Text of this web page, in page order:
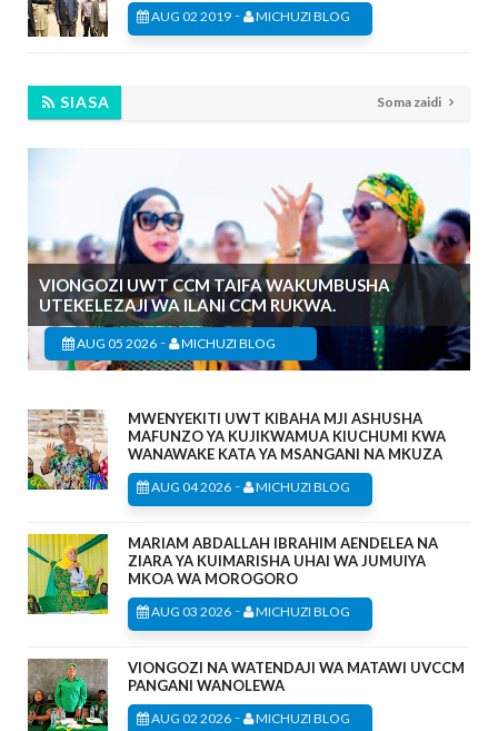
AUG 02 2019 - MICHUZI BLOG
SIASA Soma zaidi
VIONGOZI UWT CCM TAIFA WAKUMBUSHA
UTEKELEZAJI WA ILANI CCM RUKWA.
AUG 05 2026 - MICHUZI BLOG
MWENYEKITI UWT KIBAHA MJI ASHUSHA
MAFUNZO YA KUJIKWAMUA KIUCHUMI KWA
WANAWAKE KATA YA MSANGANI NA MKUZA
AUG 04 2026 - MICHUZI BLOG
MARIAM ABDALLAH IBRAHIM AENDELEA NA
ZIARA YA KUIMARISHA UHAI WA JUMUIYA
MKOA WA MOROGORO
AUG 03 2026 - MICHUZI BLOG
VIONGOZI NA WATENDAJI WA MATAWI UVCCM
PANGANI WANOLEWA
AUG 02 2026 - MICHUZI BLOG